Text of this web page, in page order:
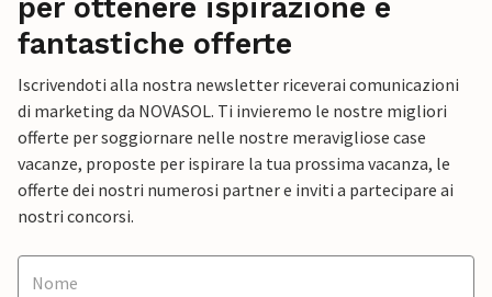
per ottenere ispirazione e
fantastiche offerte
Iscrivendoti alla nostra newsletter riceverai comunicazioni
di marketing da NOVASOL. Ti invieremo le nostre migliori
offerte per soggiornare nelle nostre meravigliose case
vacanze, proposte per ispirare la tua prossima vacanza, le
offerte dei nostri numerosi partner e inviti a partecipare ai
nostri concorsi.